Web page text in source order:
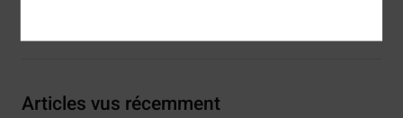
Articles vus récemment